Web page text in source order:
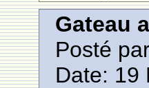
Gateau
Posté
Date: 19